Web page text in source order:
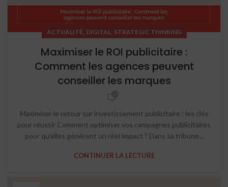
ACTUALITÉ, DIGITAL, STRATEGIC THINKING
Maximiser le ROI publicitaire :
Comment les agences peuvent
conseiller les marques
Maximiser le retour sur investissement publicitaire : les clés
pour réussir Comment optimiser vos campagnes publicitaires
pour qu'elles génèrent un réel impact ? Dans sa tribune...
CONTINUER LA LECTURE